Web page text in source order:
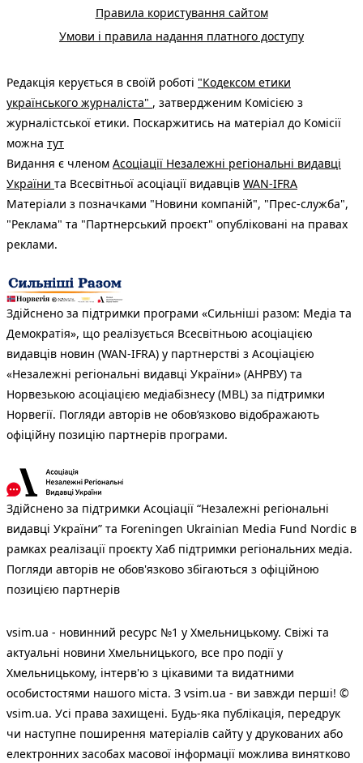
Правила користування сайтом
Умови і правила надання платного доступу
Редакція керується в своїй роботі "Кодексом етики
українського журналіста" , затвердженим Комісією з
журналістської етики. Поскаржитись на матеріал до Комісії
можна тут
Видання є членом Асоціації Незалежні регіональні видавці
України та Всесвітньої асоціації видавців WAN-IFRA
Матеріали з позначками "Новини компаній", "Прес-служба",
"Реклама" та "Партнерський проєкт" опубліковані на правах
реклами.
Здійснено за підтримки програми «Сильніші разом: Медіа та
Демократія», що реалізується Всесвітньою асоціацією
видавців новин (WAN-IFRA) у партнерстві з Асоціацією
«Незалежні регіональні видавці України» (АНРВУ) та
Норвезькою асоціацією медіабізнесу (MBL) за підтримки
Норвегії. Погляди авторів не обов’язково відображають
офіційну позицію партнерів програми.
Здійснено за підтримки Асоціації “Незалежні регіональні
видавці України” та Foreningen Ukrainian Media Fund Nordic в
рамках реалізації проєкту Хаб підтримки регіональних медіа.
Погляди авторів не обов'язково збігаються з офіційною
позицією партнерів
vsim.ua - новинний ресурс №1 у Хмельницькому. Свіжі та
актуальні новини Хмельницького, все про події у
Хмельницькому, інтерв'ю з цікавими та видатними
особистостями нашого міста. З vsim.ua - ви завжди перші! ©
vsim.ua. Усі права захищені. Будь-яка публiкацiя, передрук
чи наступне поширення матеріалів сайту у друкованих або
електронних засобах масової інформації можлива винятково